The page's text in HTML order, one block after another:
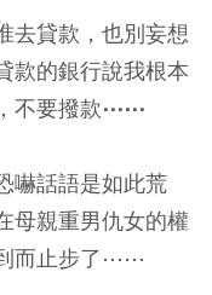
去貸款，也別妄想
款的銀行說我根本
不要撥款⋯⋯
嚇話語是如此荒
母親重男仇女的權
而止步了⋯⋯